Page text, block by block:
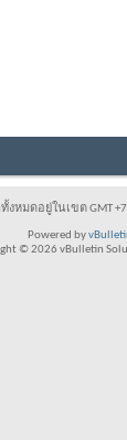
ทั้งหมดอยู่ในเขต GMT
Powered by
© 2026 vBulletin